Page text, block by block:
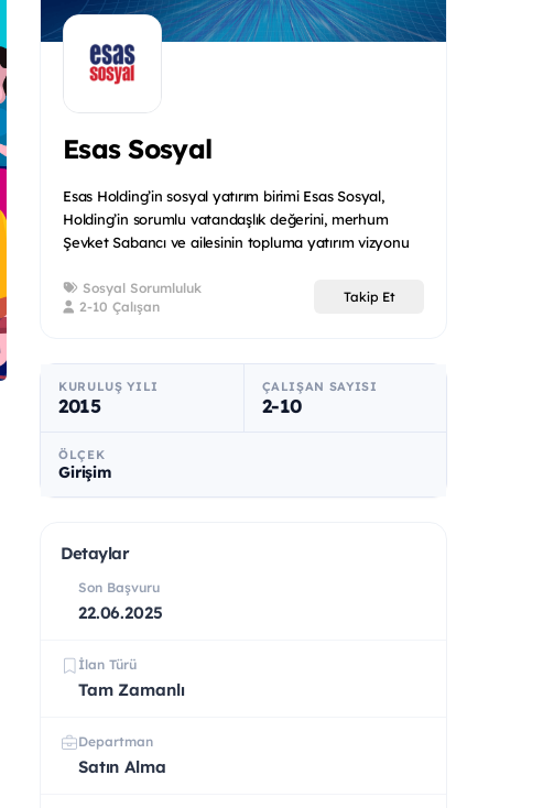
Esas Sosyal
Esas Holding’in sosyal yatırım birimi Esas Sosyal,
Holding’in sorumlu vatandaşlık değerini, merhum
Şevket Sabancı ve ailesinin topluma yatırım vizyonu
Sosyal Sorumluluk
2-10 Çalışan
Takip Et
KURULUŞ YILI
2015
ÇALIŞAN SAYISI
2-10
ÖLÇEK
Girişim
Detaylar
Son Başvuru
22.06.2025
İlan Türü
Tam Zamanlı
Departman
Satın Alma